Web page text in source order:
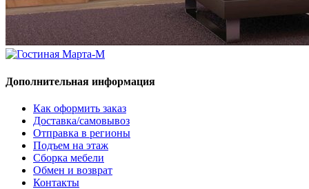
Дополнительная информация
Как оформить заказ
Доставка/самовывоз
Отправка в регионы
Подъем на этаж
Сборка мебели
Обмен и возврат
Контакты